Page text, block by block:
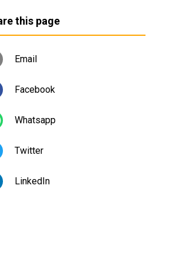
this page
Email
Facebook
Whatsapp
Twitter
LinkedIn